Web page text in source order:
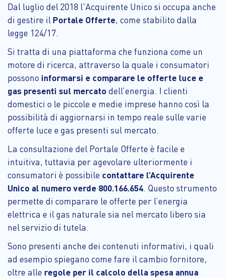
Dal luglio del 2018 l'Acquirente Unico si occupa anche
di gestire il Portale Offerte, come stabilito dalla
legge 124/17.
Si tratta di una piattaforma che funziona come un
motore di ricerca, attraverso la quale i consumatori
possono informarsi e comparare le offerte luce e
gas presenti sul mercato dell’energia. I clienti
domestici o le piccole e medie imprese hanno così la
possibilità di aggiornarsi in tempo reale sulle varie
offerte luce e gas presenti sul mercato.
La consultazione del Portale Offerte è facile e
intuitiva, tuttavia per agevolare ulteriormente i
consumatori è possibile contattare l’Acquirente
Unico al numero verde 800.166.654. Questo strumento
permette di comparare le offerte per l’energia
elettrica e il gas naturale sia nel mercato libero sia
nel servizio di tutela.
Sono presenti anche dei contenuti informativi, i quali
ad esempio spiegano come fare il cambio fornitore,
oltre alle regole per il calcolo della spesa annua